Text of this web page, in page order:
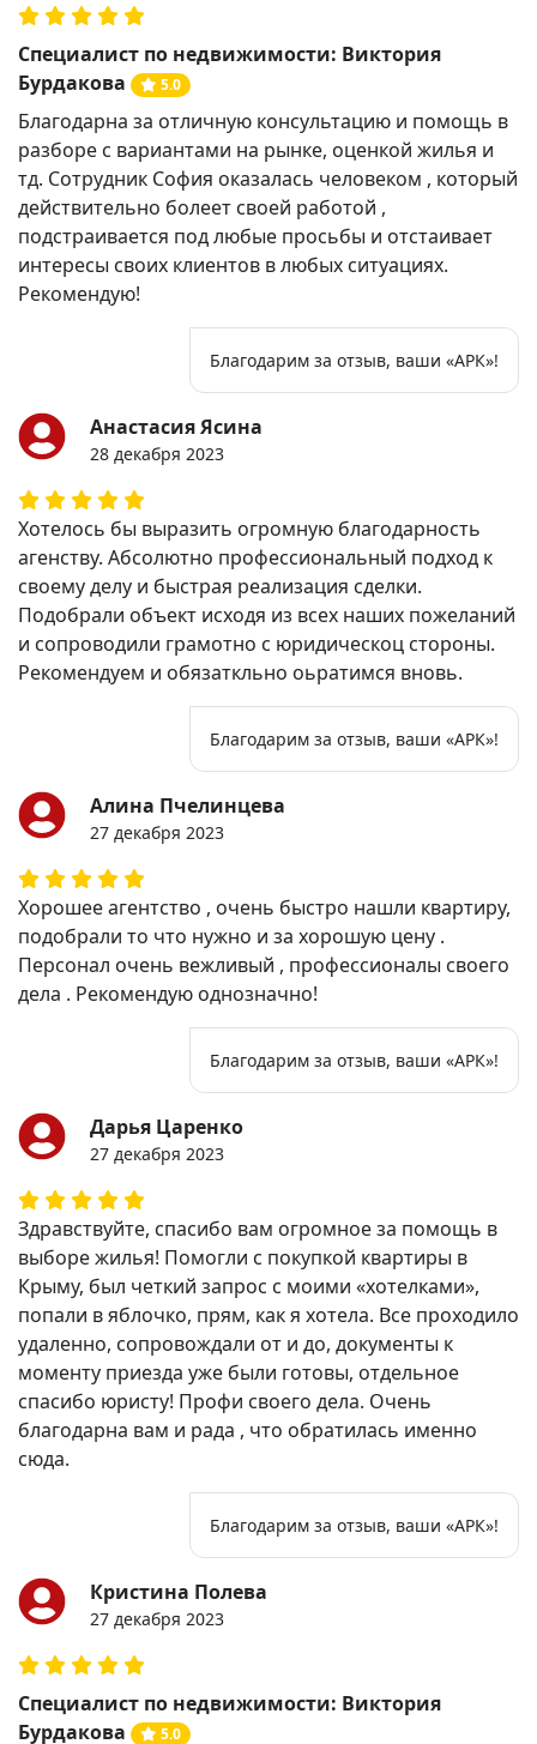
Специалист по недвижимости: Виктория
Бурдакова
5.0
Благодарна за отличную консультацию и помощь в
разборе с вариантами на рынке, оценкой жилья и
тд. Сотрудник София оказалась человеком , который
действительно болеет своей работой ,
подстраивается под любые просьбы и отстаивает
интересы своих клиентов в любых ситуациях.
Рекомендую!
Благодарим за отзыв, ваши «АРК»!
Анастасия Ясина
28 декабря 2023
Хотелось бы выразить огромную благодарность
агенству. Абсолютно профессиональный подход к
своему делу и быстрая реализация сделки.
Подобрали объект исходя из всех наших пожеланий
и сопроводили грамотно с юридическоц стороны.
Рекомендуем и обязаткльно оьратимся вновь.
Благодарим за отзыв, ваши «АРК»!
Алина Пчелинцева
27 декабря 2023
Хорошее агентство , очень быстро нашли квартиру,
подобрали то что нужно и за хорошую цену .
Персонал очень вежливый , профессионалы своего
дела . Рекомендую однозначно!
Благодарим за отзыв, ваши «АРК»!
Дарья Царенко
27 декабря 2023
Здравствуйте, спасибо вам огромное за помощь в
выборе жилья! Помогли с покупкой квартиры в
Крыму, был четкий запрос с моими «хотелками»,
попали в яблочко, прям, как я хотела. Все проходило
удаленно, сопровождали от и до, документы к
моменту приезда уже были готовы, отдельное
спасибо юристу! Профи своего дела. Очень
благодарна вам и рада , что обратилась именно
сюда.
Благодарим за отзыв, ваши «АРК»!
Кристина Полева
27 декабря 2023
Специалист по недвижимости: Виктория
Бурдакова
5.0